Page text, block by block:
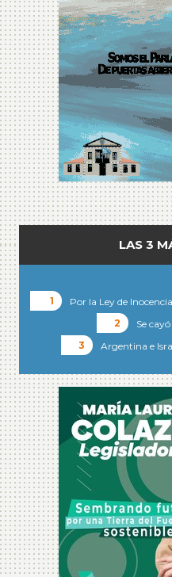
LAS 3
Por la Ley de
Se
Argentina e